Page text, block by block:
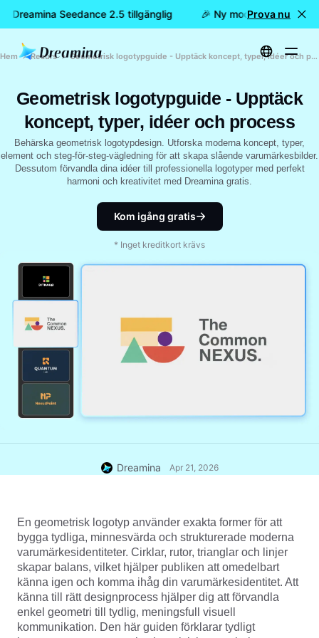
Dreamina Seedance 2.5 tillgänglig 🎉 Ny modell är här: nu
Prova nu
Hem Resurs Geometrisk logotypguide - Upptäck koncept, typer, idéer och process
Geometrisk logotypguide - Upptäck
koncept, typer, idéer och process
Behärska geometrisk logotypdesign. Utforska moderna koncept, typer,
element och steg-för-steg-vägledning för att skapa slående varumärkesbilder.
Dessutom förvandla dina idéer till professionella logotyper med perfekt
harmoni och kreativitet med Dreamina gratis.
Kom igång gratis
* Inget kreditkort krävs
Dreamina Apr 21, 2026
En geometrisk logotyp använder exakta former för att
bygga tydliga, minnesvärda och strukturerade moderna
varumärkesidentiteter. Cirklar, rutor, trianglar och linjer
skapar balans, vilket hjälper publiken att omedelbart
känna igen och komma ihåg din varumärkesidentitet. Att
känna till rätt designprocess hjälper dig att förvandla
enkel geometri till tydlig, meningsfull visuell
kommunikation. Den här guiden förklarar tydligt